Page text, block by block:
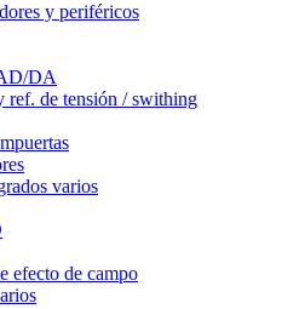
y periféricos
DA
ref. de tensión / swithing
varios
efecto de campo